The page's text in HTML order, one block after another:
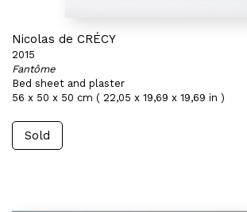
Nicolas de CRÉCY
2015
Fantôme
Bed sheet and plaster
56 x 50 x 50 cm ( 22,05 x 19,69 x 19,69 in )
Sold